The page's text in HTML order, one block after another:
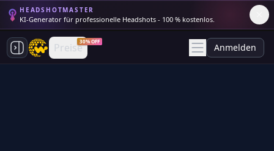
HEADSHOTMASTER
KI-Generator für professionelle Headshots - 100 % kostenlos.
Preise30% OFF
Anmelden